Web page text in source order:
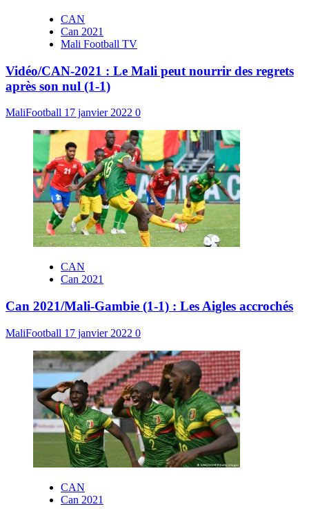
CAN
Can 2021
Mali Football TV
Vidéo/CAN-2021 : Le Mali peut nourrir des regrets
après son nul (1-1)
MaliFootball 17 janvier 2022 0
CAN
Can 2021
Can 2021/Mali-Gambie (1-1) : Les Aigles accrochés
MaliFootball 17 janvier 2022 0
CAN
Can 2021